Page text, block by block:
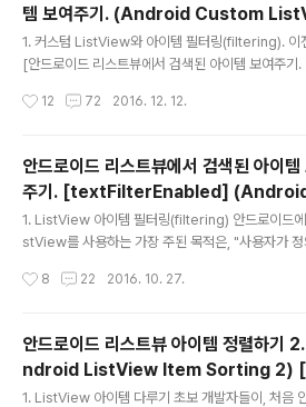
템 보여주기. (Android Custom
w Item Filtering)
1. 커스텀 ListView와 아이템 필터링(filtering). 이
[안드로이드 리스트뷰에서 검색된 아이템 보여주
stView의 아이템을 필터링(Filtering)하는 방법에
보여주기. [textFilterEnabled] ]에서 설명했듯이,
로이드 ListView에는 아이템 필터링을 지원하기 위
션이 이미 준비되어 있습니다. textFilterEnabled
바로 그것이죠. 하지만 ListView에
속성이 제공된다고 하더라도 필터링 기능 자체가
12 72 2016. 12. 12.
안드로이드 리스트뷰에서 검색된 아이템
주기. [textFilterEnabled]
stView Item Filtering)
1. ListView 아이템 필터링(filtering) 안드로이드
stView를 사용하는 가장 주된 목적은, "사용자가 정
로 출력"하는 것입니다. 즉, 문자열 또는 이미지로 표
istView가 사용되죠. 그런데 ListView를 사용하여
성할 때, 한 가지 주의할 점이 있습니다. 바로
추가된 데이터의 갯수가 많아질 수록, 아이템 내용
쉽지 않아, 원하는 아이템을 찾기가 어려워진다는 것
8 22 2016. 10. 27.
안드로이드 리스트뷰 아이템 정렬하기
ndroid ListView Item Sorting 2)
mple]
1. ListView 아이템 다루기 초보 개발자들이, 처음